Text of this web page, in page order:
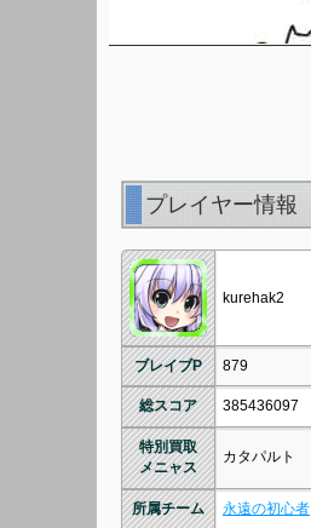
プレイヤー情報
kurehak2
ブレイブP 879
総スコア 385436097
特別買取
メニャス
カタパルト
所属チーム 永遠の初心者